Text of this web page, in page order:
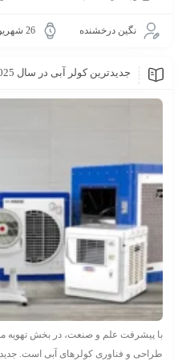
نگین درخشنده 26 شهریور 1404
جدیدترین کولر آبی در سال 2025
با پیشرفت علم و صنعت، در بخش تهویه
طراحی و فناوری کولرهای آبی است.